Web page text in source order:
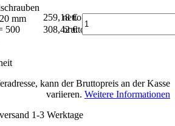
mm
500
259,18 €
netto
308,42 €
brutto*
kann der Bruttopreis an der Kasse
variieren. Weitere Informationen
1-3 Werktage